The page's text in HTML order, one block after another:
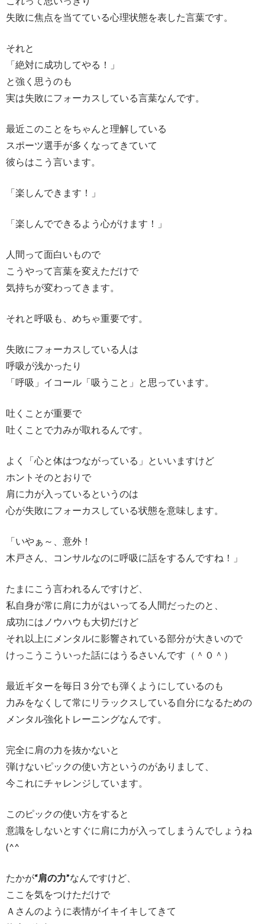
失敗に焦点を当てている心理状態を表した言葉です。
それと
「絶対に成功してやる！」
と強く思うのも
実は失敗にフォーカスしている言葉なんです。
最近このことをちゃんと理解している
スポーツ選手が多くなってきていて
彼らはこう言います。
「楽しんできます！」
「楽しんでできるよう心がけます！」
人間って面白いもので
こうやって言葉を変えただけで
気持ちが変わってきます。
それと呼吸も、めちゃ重要です。
失敗にフォーカスしている人は
呼吸が浅かったり
「呼吸」イコール「吸うこと」と思っています。
吐くことが重要で
吐くことで力みが取れるんです。
よく「心と体はつながっている」といいますけど
ホントそのとおりで
肩に力が入っているというのは
心が失敗にフォーカスしている状態を意味します。
「いやぁ～、意外！
木戸さん、コンサルなのに呼吸に話をするんですね！」
たまにこう言われるんですけど、
私自身が常に肩に力がはいってる人間だったのと、
成功にはノウハウも大切だけど
それ以上にメンタルに影響されている部分が大きいので
けっこうこういった話にはうるさいんです（＾０＾）
最近ギターを毎日３分でも弾くようにしているのも
力みをなくして常にリラックスしている自分になるための
メンタル強化トレーニングなんです。
完全に肩の力を抜かないと
弾けないピックの使い方というのがありまして、
今これにチャレンジしています。
このピックの使い方をすると
意識をしないとすぐに肩に力が入ってしまうんでしょうね
(^^ゞ
たかが“肩の力”なんですけど、
ここを気をつけただけで
Ａさんのように表情がイキイキしてきて